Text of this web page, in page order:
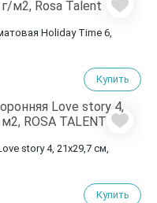
Holiday Time 6,
Купить
story 4, 21х29,7 см,
Купить